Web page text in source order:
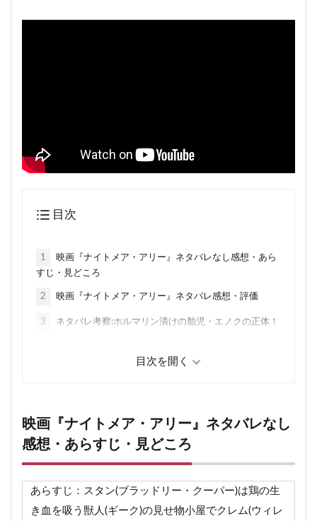
目次
1
映画『ナイトメア・アリー』ネタバレなし感想・あら
すじ・見どころ
2 映画『ナイトメア・アリー』ネタバレ感想・評価
3 ネタバレ考察:ホルマリン漬けの胎児・エノクの正体！
5 映画『ナイトメア・アリー』ネタバレあらすじ解説
6
映画『ナイトメア・アリー』作品情報・キャストと演
映画『ナイトメア・アリー』ネタバレなし
感想・あらすじ・見どころ
あらすじ：スタン(ブラッドリー・クーパー)は鶏の生
き血を吸う獣人(ギーク)の見せ物小屋でクレム(ウィレ